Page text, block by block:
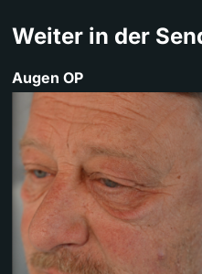
Weiter in der
Augen OP